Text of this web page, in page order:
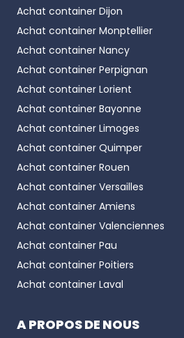
Achat container Dijon
Achat container Monptellier
Achat container Nancy
Achat container Perpignan
Achat container Lorient
Achat container Bayonne
Achat container Limoges
Achat container Quimper
Achat container Rouen
Achat container Versailles
Achat container Amiens
Achat container Valenciennes
Achat container Pau
Achat container Poitiers
Achat container Laval
A PROPOS DE NOUS